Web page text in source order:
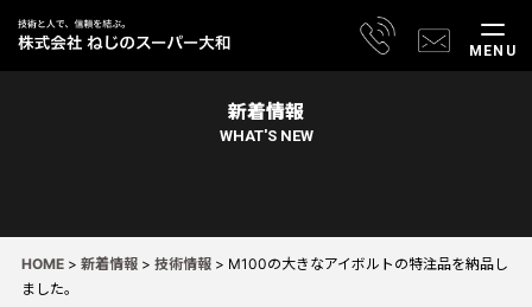
MENU
新着情報
WHAT'S NEW
HOME> 新着情報> 技術情報> M100の大きなアイボルトの特注品を納品し
ました。